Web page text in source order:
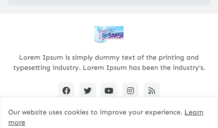
Lorem Ipsum is simply dummy text of the printing and
typesetting industry. Lorem Ipsum has been the industry's.
Our website uses cookies to improve your experience. Learn
more